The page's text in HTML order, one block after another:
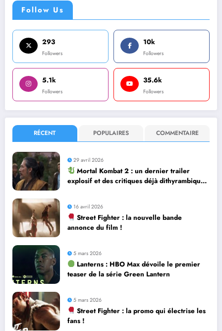
Follow Us
293
Followers
10k
Followers
5.1k
Followers
35.6k
Followers
RÉCENT POPULAIRES COMMENTAIRE
29 avril 2026
Mortal Kombat 2 : un dernier trailer
explosif et des critiques déjà dithyrambiques
16 avril 2026
Street Fighter : la nouvelle bande
annonce du film !
5 mars 2026
Lanterns : HBO Max dévoile le premier
teaser de la série Green Lantern
5 mars 2026
Street Fighter : la promo qui électrise les
fans !